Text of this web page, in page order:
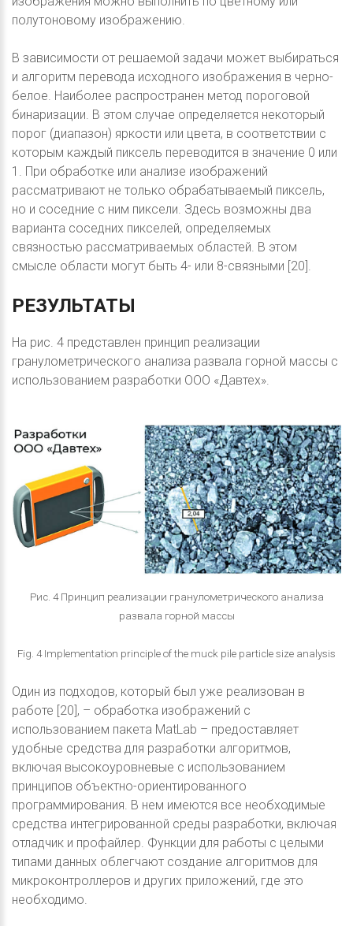
полутоновому изображению.
В зависимости от решаемой задачи может выбираться
и алгоритм перевода исходного изображения в черно-
белое. Наиболее распространен метод пороговой
бинаризации. В этом случае определяется некоторый
порог (диапазон) яркости или цвета, в соответствии с
которым каждый пиксель переводится в значение 0 или
1. При обработке или анализе изображений
рассматривают не только обрабатываемый пиксель,
но и соседние с ним пиксели. Здесь возможны два
варианта соседних пикселей, определяемых
связностью рассматриваемых областей. В этом
смысле области могут быть 4- или 8-связными [20].
РЕЗУЛЬТАТЫ
На рис. 4 представлен принцип реализации
гранулометрического анализа развала горной массы с
использованием разработки ООО «Давтех».
Рис. 4 Принцип реализации гранулометрического анализа
развала горной массы
Fig. 4 Implementation principle of the muck pile particle size analysis
Один из подходов, который был уже реализован в
работе [20], – обработка изображений с
использованием пакета MatLab – предоставляет
удобные средства для разработки алгоритмов,
включая высокоуровневые с использованием
принципов объектно-ориентированного
программирования. В нем имеются все необходимые
средства интегрированной среды разработки, включая
отладчик и профайлер. Функции для работы с целыми
типами данных облегчают создание алгоритмов для
микроконтроллеров и других приложений, где это
необходимо.